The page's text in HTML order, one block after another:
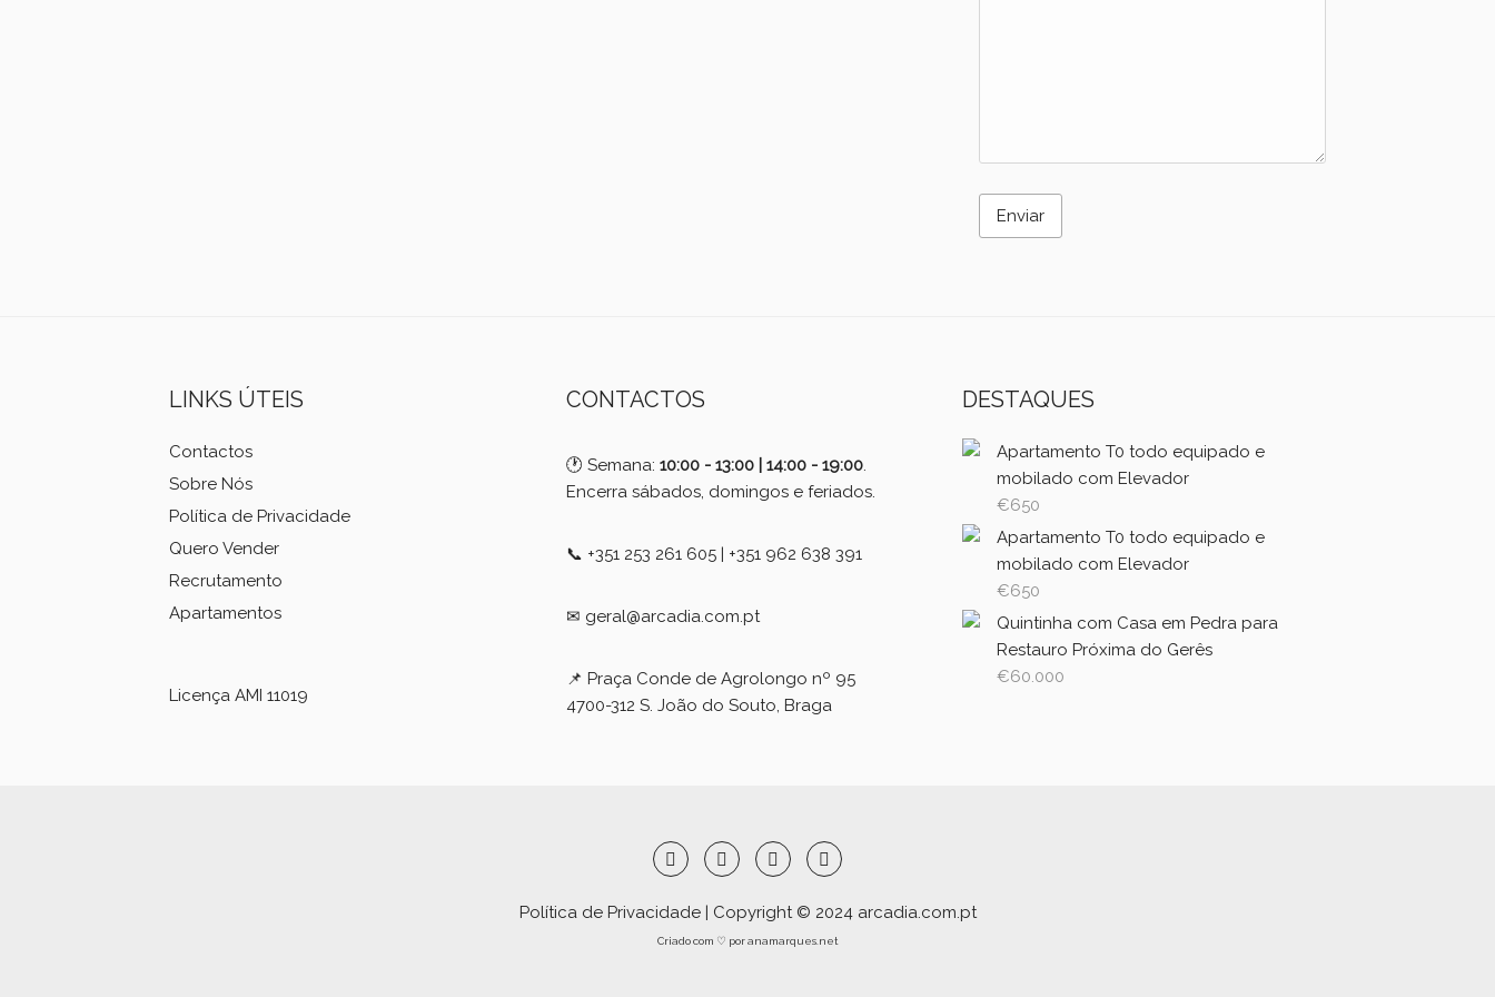
LINKS ÚTEIS
Contactos
Sobre Nós
Política de Privacidade
Quero Vender
Recrutamento
Apartamentos
Licença AMI 11019
CONTACTOS
🕐 Semana: 10:00 - 13:00 | 14:00 - 19:00.
Encerra sábados, domingos e feriados.
📞 +351 253 261 605 | +351 962 638 391
✉ geral@arcadia.com.pt
📌 Praça Conde de Agrolongo nº 95
4700-312 S. João do Souto, Braga
DESTAQUES
Apartamento T0 todo equipado e
mobilado com Elevador
€650
Apartamento T0 todo equipado e
mobilado com Elevador
€650
Quintinha com Casa em Pedra para
Restauro Próxima do Gerês
€60.000
Política de Privacidade| Copyright © 2024 arcadia.com.pt
Criado com ♡ poranamarques.net